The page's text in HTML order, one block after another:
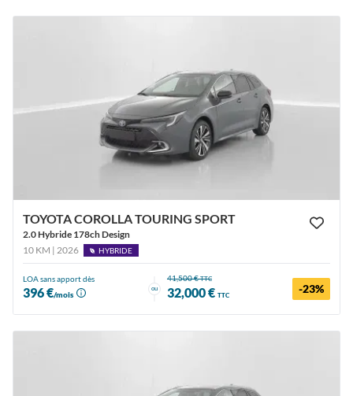
TOYOTA COROLLA TOURING SPORT
2.0 Hybride 178ch Design
10 KM | 2026
HYBRIDE
LOA sans apport dès
396 €/mois
ou
41,500 €TTC
32,000 € TTC -23%